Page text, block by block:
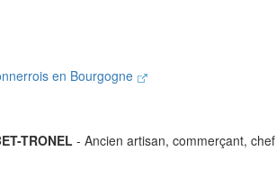
en Bourgogne
TRONEL - Ancien artisan, commerçant, chef